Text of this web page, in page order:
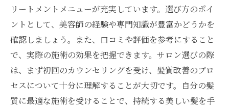
リートメントメニューが充実しています。選び方のポイ
ントとして、美容師の経験や専門知識が豊富かどうかを
確認しましょう。また、口コミや評価を参考にすること
で、実際の施術の効果を把握できます。サロン選びの際
は、まず初回のカウンセリングを受け、髪質改善のプロ
セスについて十分に理解することが大切です。自分の髪
質に最適な施術を受けることで、持続する美しい髪を手